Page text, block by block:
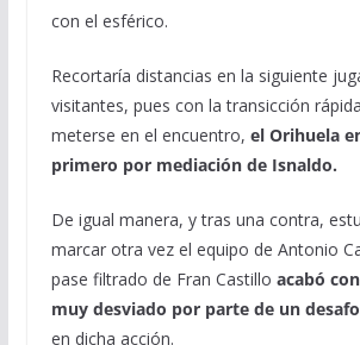
con el esférico.
Recortaría distancias en la siguiente
visitantes, pues con la transicción
meterse en el encuentro, el Orihuela
primero por mediación de Isnaldo.
De igual manera, y tras una contra,
marcar otra vez el equipo de Antonio
pase filtrado de Fran Castillo acabó
muy desviado por parte de un
en dicha acción.